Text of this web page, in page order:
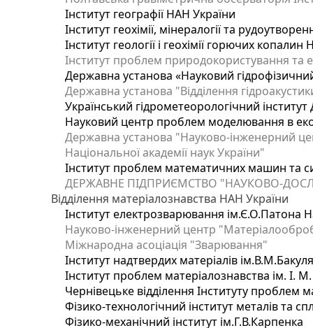
Інститут географії НАН України
Інститут геохімії, мінералогії та
Інститут геології і геохімії горючих
Інститут проблем природокористування та
Державна установа «Науковий
Державна установа "Відділення
Український гідрометеорологічний
Науковий центр проблем моделювання в
Державна установа "Науково-інженерний
Національної академії наук України"
Інститут проблем математичних машин та
ДЕРЖАВНЕ ПІДПРИЄМСТВО "НАУКОВО-
Відділення матеріалознавства НАН України
Інститут електрозварювання ім.Є.О.Патона
Науково-інженерний центр
Міжнародна асоціація "Зварювання"
Інститут надтвердих матеріалів
Інститут проблем матеріалознавства ім. І.
Чернівецьке відділення Інституту проблем
Фізико-технологічний інститут металів та
Фізико-механічний інститут ім.Г.В.Карпенка